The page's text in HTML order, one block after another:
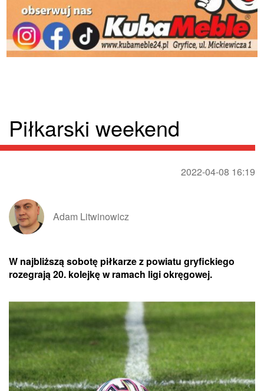
Piłkarski weekend
2022-04-08 16:19
Adam Litwinowicz
W najbliższą sobotę piłkarze z powiatu gryfickiego
rozegrają 20. kolejkę w ramach ligi okręgowej.